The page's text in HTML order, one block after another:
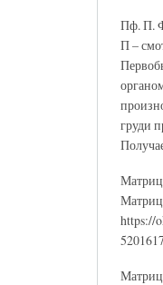
Пф. П.
П –
груди
https://